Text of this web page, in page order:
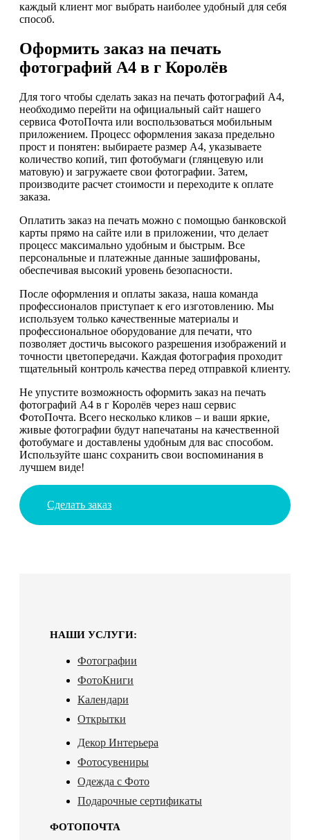
каждый клиент мог выбрать наиболее удобный для себя
способ.
Оформить заказ на печать
фотографий А4 в г Королёв
Для того чтобы сделать заказ на печать фотографий А4,
необходимо перейти на официальный сайт нашего
сервиса ФотоПочта или воспользоваться мобильным
приложением. Процесс оформления заказа предельно
прост и понятен: выбираете размер А4, указываете
количество копий, тип фотобумаги (глянцевую или
матовую) и загружаете свои фотографии. Затем,
производите расчет стоимости и переходите к оплате
заказа.
Оплатить заказ на печать можно с помощью банковской
карты прямо на сайте или в приложении, что делает
процесс максимально удобным и быстрым. Все
персональные и платежные данные зашифрованы,
обеспечивая высокий уровень безопасности.
После оформления и оплаты заказа, наша команда
профессионалов приступает к его изготовлению. Мы
используем только качественные материалы и
профессиональное оборудование для печати, что
позволяет достичь высокого разрешения изображений и
точности цветопередачи. Каждая фотография проходит
тщательный контроль качества перед отправкой клиенту.
Не упустите возможность оформить заказ на печать
фотографий А4 в г Королёв через наш сервис
ФотоПочта. Всего несколько кликов – и ваши яркие,
живые фотографии будут напечатаны на качественной
фотобумаге и доставлены удобным для вас способом.
Используйте шанс сохранить свои воспоминания в
лучшем виде!
Сделать заказ
НАШИ УСЛУГИ:
Фотографии
ФотоКниги
Календари
Открытки
Декор Интерьера
Фотосувениры
Одежда с Фото
Подарочные сертификаты
ФОТОПОЧТА